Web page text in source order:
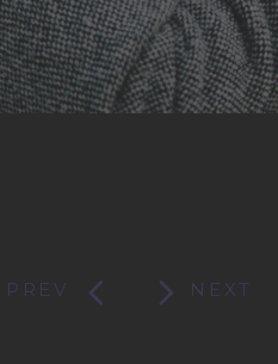
 